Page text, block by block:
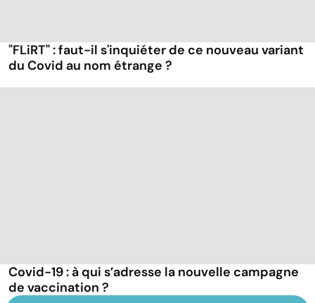
"FLiRT" : faut-il s'inquiéter de ce nouveau variant
du Covid au nom étrange ?
Covid-19 : à qui s’adresse la nouvelle campagne
de vaccination ?